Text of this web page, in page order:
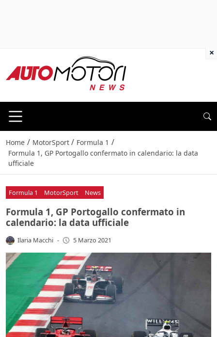
Home / MotorSport / Formula 1 /
Formula 1, GP Portogallo confermato in calendario: la data
ufficiale
Formula 1 MotorSport News
Formula 1, GP Portogallo confermato in
calendario: la data ufficiale
Ilaria Macchi - 5 Marzo 2021
×